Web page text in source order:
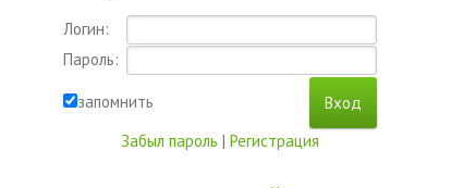
Логин:
Пароль:
запомнить
Забыл пароль | Регистрация